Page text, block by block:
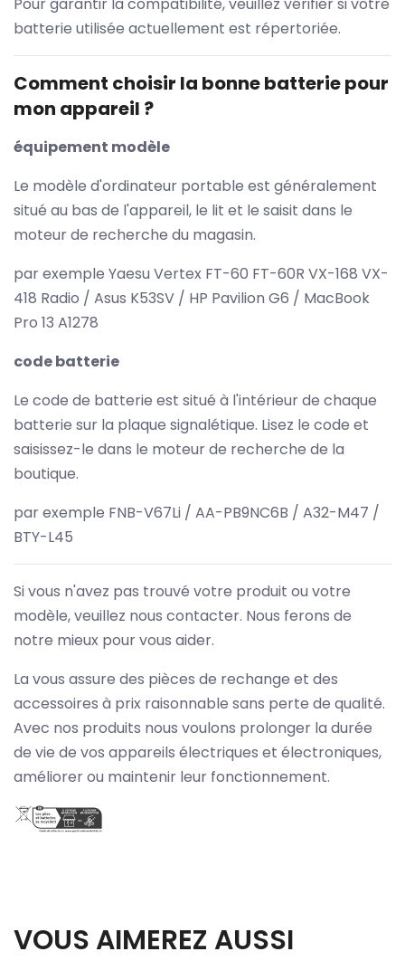
batterie utilisée actuellement est répertoriée.
Comment choisir la bonne batterie pour
mon appareil ?
équipement modèle
Le modèle d'ordinateur portable est généralement
situé au bas de l'appareil, le lit et le saisit dans le
moteur de recherche du magasin.
par exemple Yaesu Vertex FT-60 FT-60R VX-168 VX-
418 Radio / Asus K53SV / HP Pavilion G6 / MacBook
Pro 13 A1278
code batterie
Le code de batterie est situé à l'intérieur de chaque
batterie sur la plaque signalétique. Lisez le code et
saisissez-le dans le moteur de recherche de la
boutique.
par exemple FNB-V67Li / AA-PB9NC6B / A32-M47 /
BTY-L45
Si vous n'avez pas trouvé votre produit ou votre
modèle, veuillez nous contacter. Nous ferons de
notre mieux pour vous aider.
La vous assure des pièces de rechange et des
accessoires à prix raisonnable sans perte de qualité.
Avec nos produits nous voulons prolonger la durée
de vie de vos appareils électriques et électroniques,
améliorer ou maintenir leur fonctionnement.
VOUS AIMEREZ AUSSI